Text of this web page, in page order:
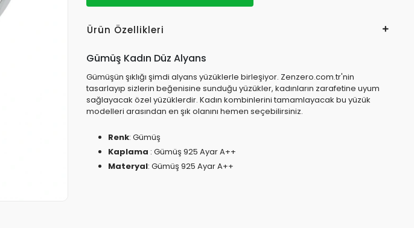
Ürün Özellikleri
Gümüş Kadın Düz Alyans
Gümüşün şıklığı şimdi alyans yüzüklerle birleşiyor. Zenzero.com.tr'nin
tasarlayıp sizlerin beğenisine sunduğu yüzükler, kadınların zarafetine uyum
sağlayacak özel yüzüklerdir. Kadın kombinlerini tamamlayacak bu yüzük
modelleri arasından en şık olanını hemen seçebilirsiniz.
Renk: Gümüş
Kaplama : Gümüş 925 Ayar A++
Materyal: Gümüş 925 Ayar A++